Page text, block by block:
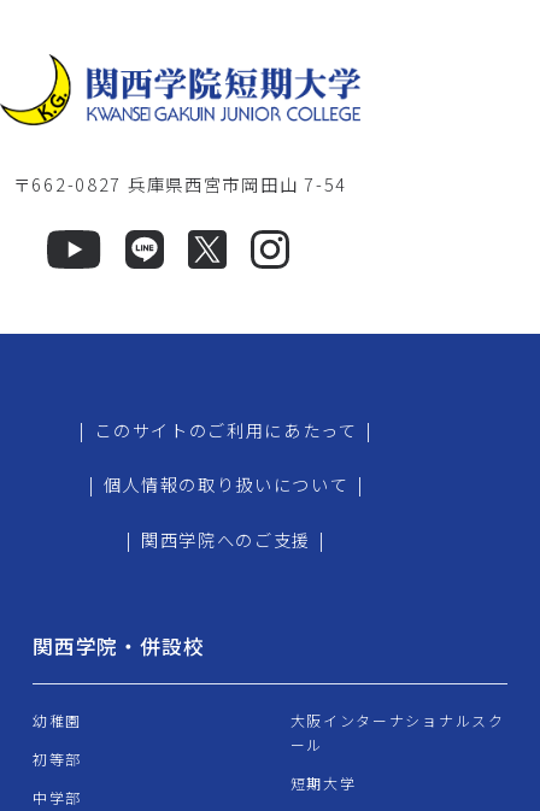
〒662-0827 兵庫県西宮市岡田山 7-54
| このサイトのご利用にあたって |
| 個人情報の取り扱いについて |
| 関西学院へのご支援 |
関西学院・併設校
幼稚園
初等部
中学部
大阪インターナショナルスク
ール
短期大学